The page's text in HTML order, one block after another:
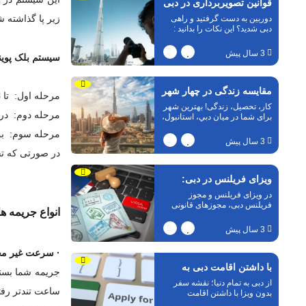
زیر پا
سیستم بلک
مرحله اول: تا 23 بلک پوینت – پیام هشدار دریافت می‌کنید.
مرحله دوم: در صورت رسیدن به 24 بلک
مرحله سوم:
در صورتی که
انواع جریمه
· سرعت غیر
ساعت تندتر رفته اید و
قوانین تصویربرداری در دبی
دوربین به دست گرفتید و راهی
دبی شدید؟ این نکات را بدانید :
قوانینی دارد ؟
3 سال پیش
مقایسه زندگی در چهار شهر
دبی،سیدنی،ونکوور و
کار، تحصیل، زندگی! بهترین شهر
برای شما در میان دبي، استانبول،
3 سال پیش
ویزای فریلنس در دبی:
الزامات، هزینه ها و موارد
در ویزای فریلنس و مجوز
فریلنس دبی، مجوزهای قانونی
که مایل به کار به عنوان فریلنسر
3 سال پیش
با داشتن اقامت دبی به
کدام کشور ها میتوان سفر
از دبی به تمام دنیا؛ نقشه سفر
بدون ویزا با داشتن اقامت